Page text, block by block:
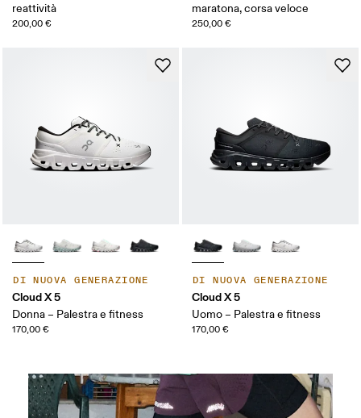
reattività
200,00 €
maratona, corsa veloce
250,00 €
DI NUOVA GENERAZIONE
Cloud X 5
Donna – Palestra e fitness
170,00 €
DI NUOVA GENERAZIONE
Cloud X 5
Uomo – Palestra e fitness
170,00 €